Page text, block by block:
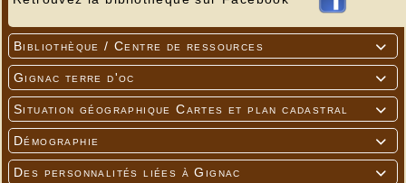

Bibliothèque / Centre de ressources

Gignac terre d'oc

Situation géographique Cartes et plan cadastral

Démographie

Des personnalités liées à Gignac